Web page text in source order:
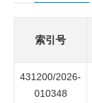
索引号
431200/2026-
010348